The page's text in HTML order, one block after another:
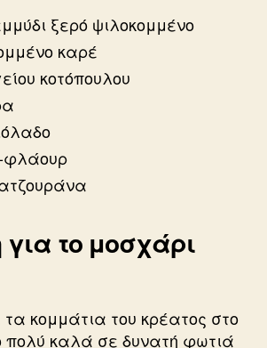
ξερό ψιλοκομμένο
καρέ
κοτόπουλου
φλάουρ
για το μοσχάρι
κομμάτια του κρέατος στο
πολύ καλά σε δυνατή φωτιά